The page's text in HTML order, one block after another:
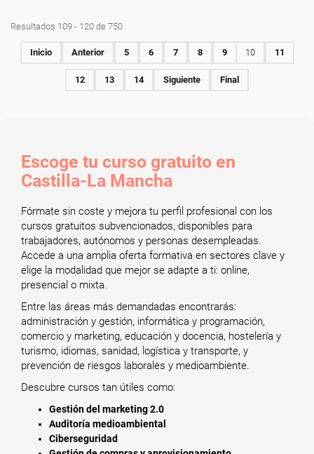
Resultados 109 - 120 de 750
Inicio Anterior 5 6 7 8 9 10 11
12 13 14 Siguiente Final
Escoge tu curso gratuito en
Castilla-La Mancha
Fórmate sin coste y mejora tu perfil profesional con los
cursos gratuitos subvencionados, disponibles para
trabajadores, autónomos y personas desempleadas.
Accede a una amplia oferta formativa en sectores clave y
elige la modalidad que mejor se adapte a ti: online,
presencial o mixta.
Entre las áreas más demandadas encontrarás:
administración y gestión, informática y programación,
comercio y marketing, educación y docencia, hostelería y
turismo, idiomas, sanidad, logística y transporte, y
prevención de riesgos laborales y medioambiente.
Descubre cursos tan útiles como:
Gestión del marketing 2.0
Auditoría medioambiental
Ciberseguridad